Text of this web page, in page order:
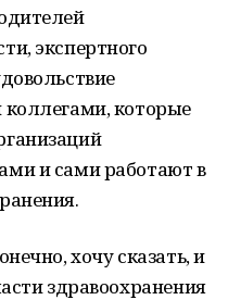
экспертного
коллегами, которые
и сами работают в
хочу сказать, и
здравоохранения